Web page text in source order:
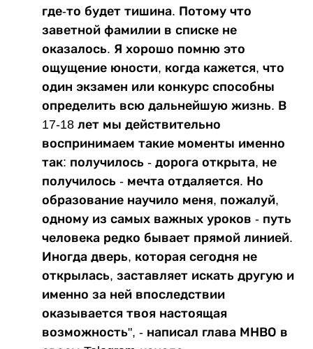
где-то будет тишина. Потому что
заветной фамилии в списке не
оказалось. Я хорошо помню это
ощущение юности, когда кажется, что
один экзамен или конкурс способны
определить всю дальнейшую жизнь. В
17-18 лет мы действительно
воспринимаем такие моменты именно
так: получилось - дорога открыта, не
получилось - мечта отдаляется. Но
образование научило меня, пожалуй,
одному из самых важных уроков - путь
человека редко бывает прямой линией.
Иногда дверь, которая сегодня не
открылась, заставляет искать другую и
именно за ней впоследствии
оказывается твоя настоящая
возможность", - написал глава МНВО в